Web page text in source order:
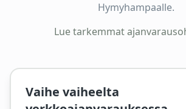
Hymyhampaalle.
Lue tarkemmat
Vaihe vaiheelta